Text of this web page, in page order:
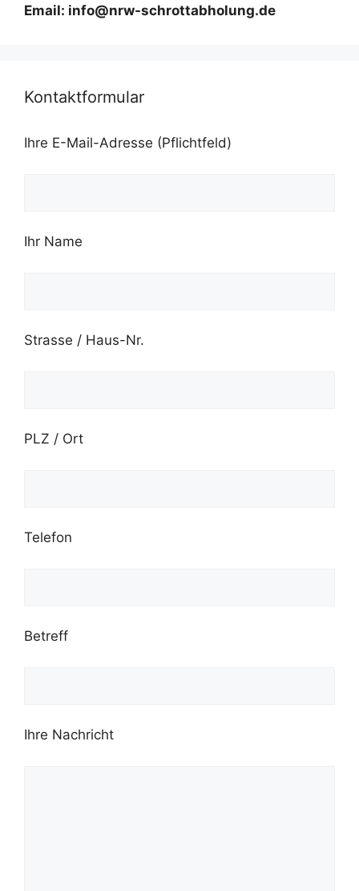
Email: info@nrw-schrottabholung.de
Kontaktformular
Ihre E-Mail-Adresse (Pflichtfeld)
Ihr Name
Strasse / Haus-Nr.
PLZ / Ort
Telefon
Betreff
Ihre Nachricht